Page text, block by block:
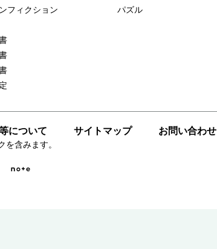
フィクション
パズル
について サイトマップ お問い合わせ
含みます。